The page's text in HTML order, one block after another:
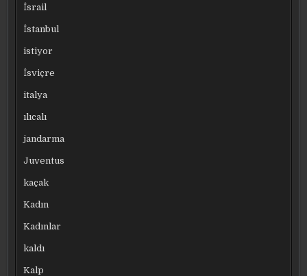
İsrail
İstanbul
istiyor
İsviçre
italya
ılıcalı
jandarma
Juventus
kaçak
Kadın
Kadınlar
kaldı
Kalp